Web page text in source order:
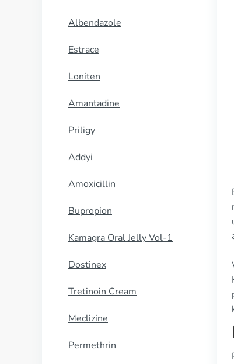
Albendazole
Estrace
Loniten
Amantadine
Priligy
Addyi
Amoxicillin
Bupropion
Kamagra Oral Jelly Vol-1
Dostinex
Tretinoin Cream
Meclizine
Permethrin